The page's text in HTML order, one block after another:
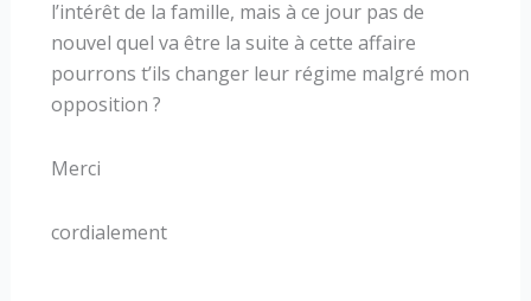
l’intérêt de la famille, mais à ce jour pas de
nouvel quel va être la suite à cette affaire
pourrons t’ils changer leur régime malgré mon
opposition ?
Merci
cordialement